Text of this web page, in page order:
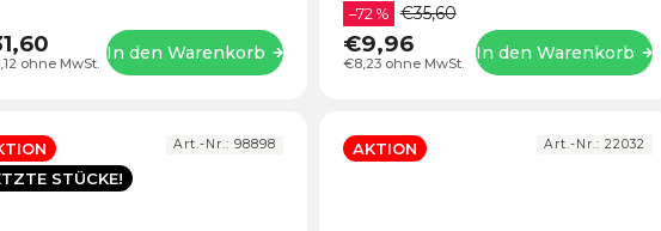
ohne MwSt. In den Warenkorb €8,23 ohne MwSt.
–72 % €35,60
€9,96 In den Warenkorb
STÜCKE!
Art.-Nr.: 98898 AKTION Art.-Nr.:22032